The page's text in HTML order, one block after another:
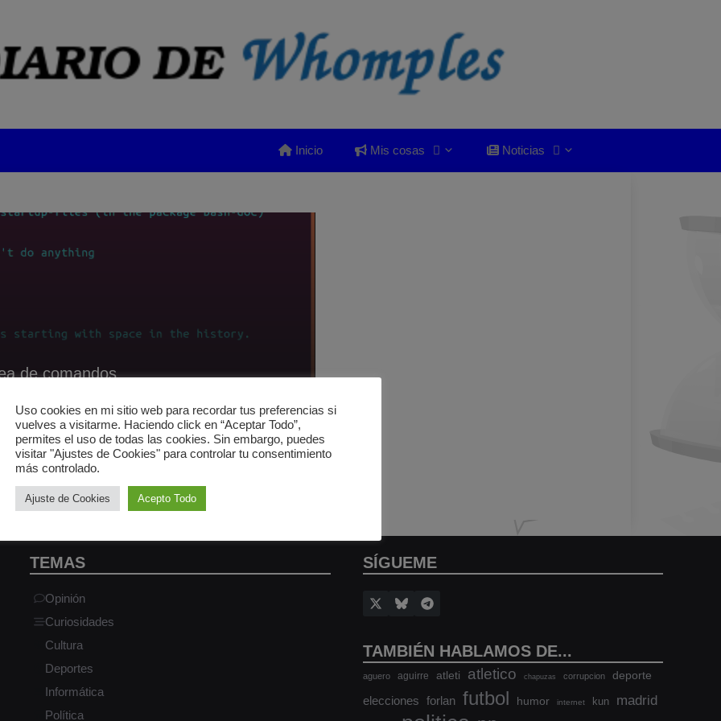
Inicio Mis cosas Noticias
de comandos
TEMAS
Opinión
Curiosidades
Cultura
Deportes
Informática
Política
SÍGUEME
TAMBIÉN HABLAMOS DE...
aguero aguirre atleti atletico chapuzas corrupcion deporte
elecciones forlan futbol humor internet kun madrid
Uso cookies en mi sitio web para recordar tus preferencias si
vuelves a visitarme. Haciendo click en “Aceptar Todo”,
permites el uso de todas las cookies. Sin embargo, puedes
visitar "Ajustes de Cookies" para controlar tu consentimiento
más controlado.
Ajuste de Cookies Acepto Todo